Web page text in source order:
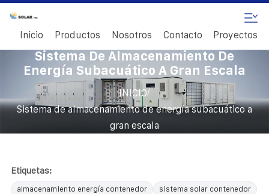
Inicio Productos Nosotros Contacto Proyectos
Sistema De Almacenamiento De
Energía Subacuático A Gran Escala
INICIO/
Sistema de almacenamiento de energía subacuático a
gran escala
Etiquetas:
almacenamiento energía contenedor
sistema solar contenedor